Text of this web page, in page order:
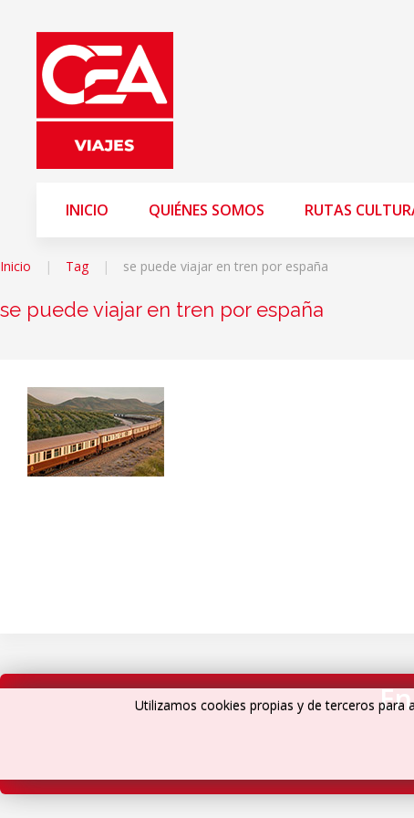
INICIO QUIÉNES SOMOS RUTAS
Inicio Tag se puede viajar en tren por españa
se puede viajar en tren por españa
Utilizamos cookies propias y de terceros para